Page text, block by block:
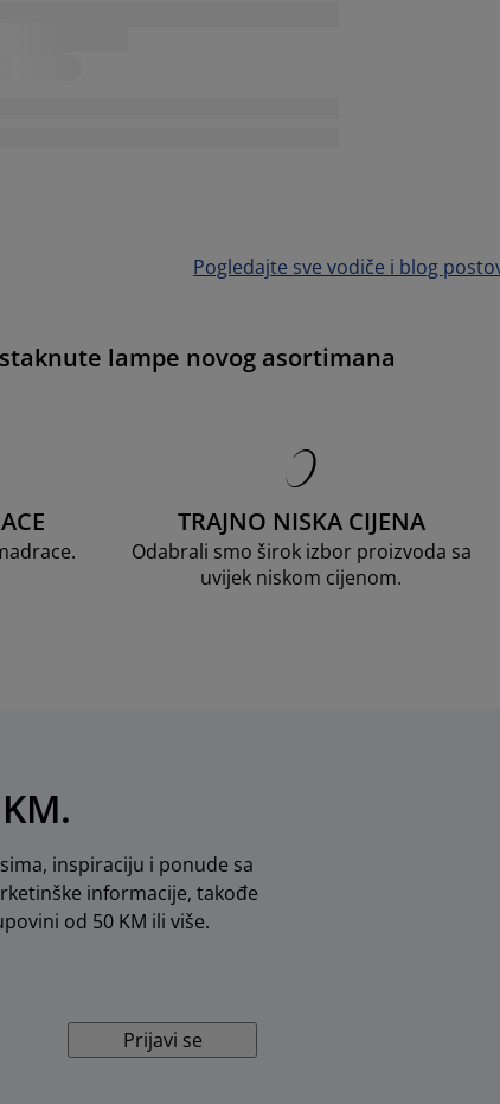
Pogledajte sve vodiče i blog
lampe novog asortimana
TRAJNO NISKA CIJENA
Odabrali smo širok izbor proizvoda sa
uvijek niskom cijenom.
inspiraciju i ponude sa
informacije, takođe
od 50 KM ili više.
Prijavi se